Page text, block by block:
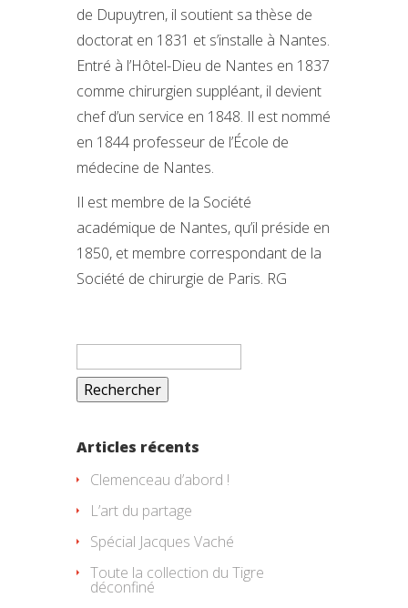
de Dupuytren, il soutient sa thèse de
doctorat en 1831 et s’installe à Nantes.
Entré à l’Hôtel-Dieu de Nantes en 1837
comme chirurgien suppléant, il devient
chef d’un service en 1848. Il est nommé
en 1844 professeur de l’École de
médecine de Nantes.
Il est membre de la Société
académique de Nantes, qu’il préside en
1850, et membre correspondant de la
Société de chirurgie de Paris. RG
Rechercher :
Articles récents
Clemenceau d’abord !
L’art du partage
Spécial Jacques Vaché
Toute la collection du Tigre
déconfiné